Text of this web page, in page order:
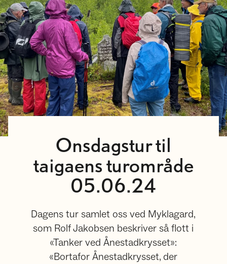
Onsdagstur til
taigaens turområde
05.06.24
Dagens tur samlet oss ved Myklagard,
som Rolf Jakobsen beskriver så flott i
«Tanker ved Ånestadkrysset»:
«Bortafor Ånestadkrysset, der